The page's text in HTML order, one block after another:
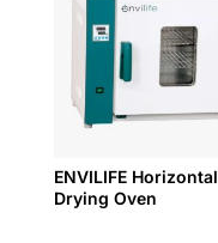
ENVILIFE Horizontal
Drying Oven